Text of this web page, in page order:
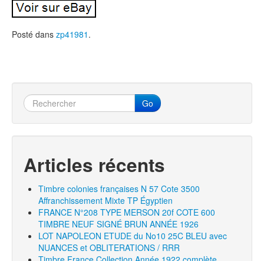
Posté dans zp41981 .
Go
Articles récents
Timbre colonies françaises N 57 Cote 3500
Affranchissement Mixte TP Égyptien
FRANCE N°208 TYPE MERSON 20f COTE 600
TIMBRE NEUF SIGNÉ BRUN ANNÉE 1926
LOT NAPOLEON ETUDE du No10 25C BLEU avec
NUANCES et OBLITERATIONS / RRR